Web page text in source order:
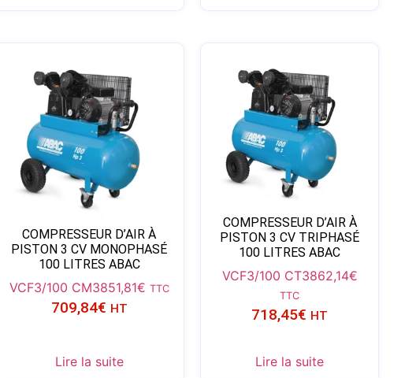
COMPRESSEUR D’AIR À
PISTON 3 CV MONOPHASÉ
100 LITRES ABAC
VCF3/100 CM3851,81€ TTC
709,84€ HT
Lire la suite
COMPRESSEUR D’AIR À
PISTON 3 CV TRIPHASÉ
100 LITRES ABAC
VCF3/100 CT3862,14€
TTC
718,45€ HT
Lire la suite